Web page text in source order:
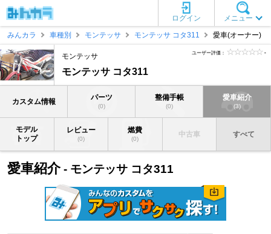
メニュー
ログイン
みんカラ
車種別 モンテッサ モンテッサ コタ311 愛車(オーナー)
モンテッサ
モンテッサ コタ311
ユーザー評価： -
カスタム情報 パーツ
(0)
整備手帳
(0)
愛車紹介
(3)
モデル
トップ
レビュー
(0)
燃費
(0)
中古車 すべて
愛車紹介- モンテッサ コタ311